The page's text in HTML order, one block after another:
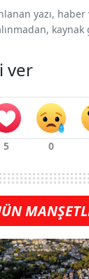
yazı,
ver